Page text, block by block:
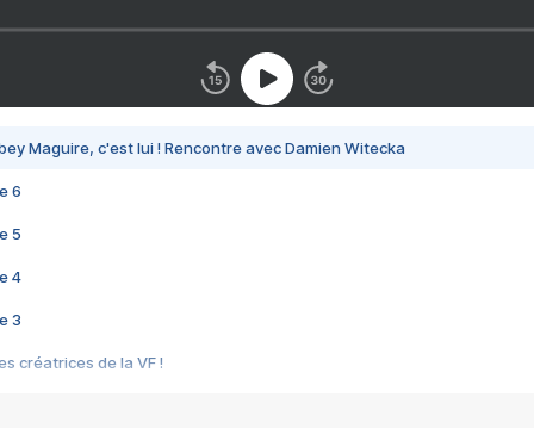
Maguire, c'est lui ! Rencontre avec Damien Witecka
6
5
4
3
créatrices de la VF !